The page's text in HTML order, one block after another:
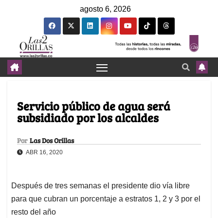
agosto 6, 2026
Servicio público de agua será
subsidiado por los alcaldes
Por Las Dos Orillas
ABR 16, 2020
Después de tres semanas el presidente dio vía libre
para que cubran un porcentaje a estratos 1, 2 y 3 por el
resto del año